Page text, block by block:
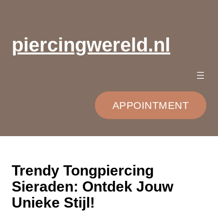
inhoudpiercingwereld.nl
APPOINTMENT
Trendy Tongpiercing
Sieraden: Ontdek Jouw
Unieke Stijl!